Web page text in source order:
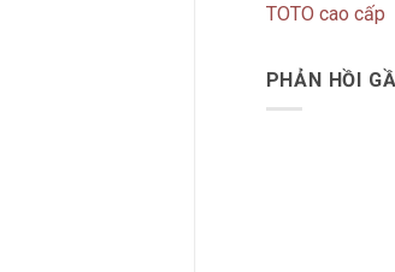
TOTO cao cấp
PHẢN HỒI